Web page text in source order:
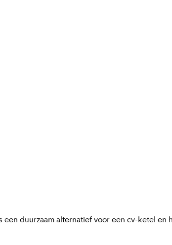
duurzaam alternatief voor een cv-ketel